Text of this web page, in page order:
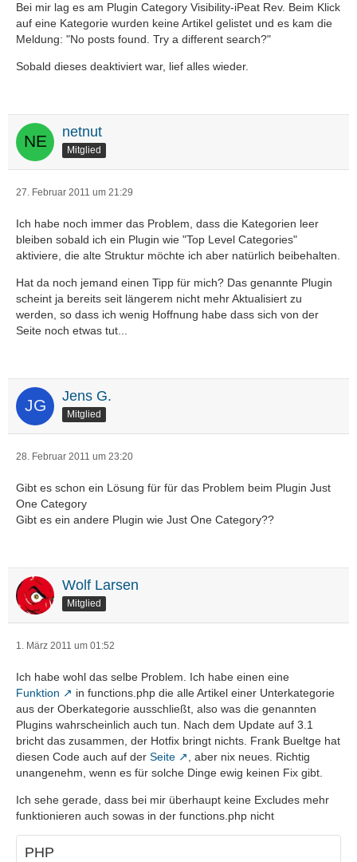
Bei mir lag es am Plugin Category Visibility-iPeat Rev. Beim Klick
auf eine Kategorie wurden keine Artikel gelistet und es kam die
Meldung: "No posts found. Try a different search?"
Sobald dieses deaktiviert war, lief alles wieder.
netnut
Mitglied
27. Februar 2011 um 21:29
Ich habe noch immer das Problem, dass die Kategorien leer
bleiben sobald ich ein Plugin wie "Top Level Categories"
aktiviere, die alte Struktur möchte ich aber natürlich beibehalten.
Hat da noch jemand einen Tipp für mich? Das genannte Plugin
scheint ja bereits seit längerem nicht mehr Aktualisiert zu
werden, so dass ich wenig Hoffnung habe dass sich von der
Seite noch etwas tut...
Jens G.
Mitglied
28. Februar 2011 um 23:20
Gibt es schon ein Lösung für für das Problem beim Plugin Just
One Category
Gibt es ein andere Plugin wie Just One Category??
Wolf Larsen
Mitglied
1. März 2011 um 01:52
Ich habe wohl das selbe Problem. Ich habe einen eine
Funktion
in functions.php die alle Artikel einer Unterkategorie
aus der Oberkategorie ausschließt, also was die genannten
Plugins wahrscheinlich auch tun. Nach dem Update auf 3.1
bricht das zusammen, der Hotfix bringt nichts. Frank Bueltge hat
diesen Code auch auf der Seite
, aber nix neues. Richtig
unangenehm, wenn es für solche Dinge ewig keinen Fix gibt.
Ich sehe gerade, dass bei mir überhaupt keine Excludes mehr
funktionieren auch sowas in der functions.php nicht
PHP